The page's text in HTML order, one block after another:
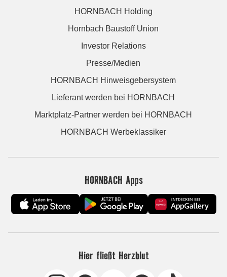
HORNBACH Holding
Hornbach Baustoff Union
Investor Relations
Presse/Medien
HORNBACH Hinweisgebersystem
Lieferant werden bei HORNBACH
Marktplatz-Partner werden bei HORNBACH
HORNBACH Werbeklassiker
HORNBACH Apps
Hier fließt Herzblut